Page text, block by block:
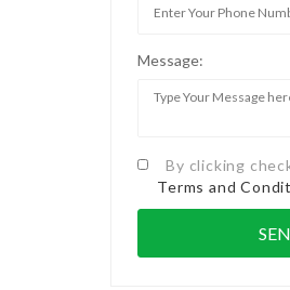
Message:
By clicking
Terms and